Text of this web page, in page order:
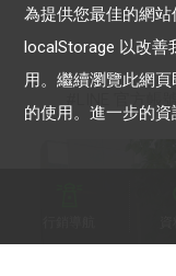
LINE 官方帳號
為提供您最佳的網
localStorage 以改善
用。繼續瀏覽此網
的使用。進一步的